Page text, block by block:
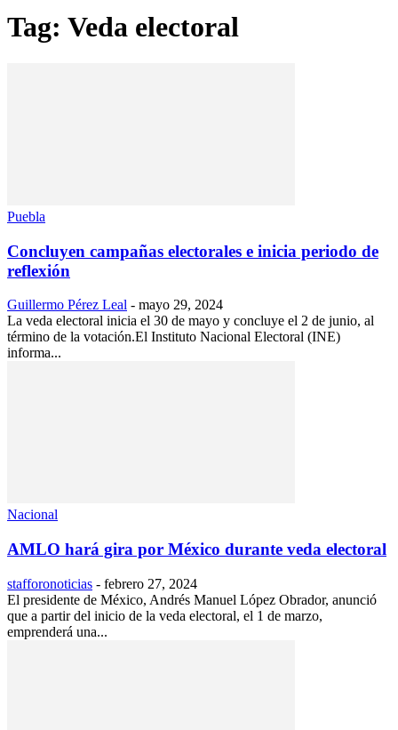
Tag: Veda electoral
Puebla
Concluyen campañas electorales e inicia periodo de
reflexión
Guillermo Pérez Leal - mayo 29, 2024
La veda electoral inicia el 30 de mayo y concluye el 2 de junio, al
término de la votación.El Instituto Nacional Electoral (INE)
informa...
Nacional
AMLO hará gira por México durante veda electoral
stafforonoticias - febrero 27, 2024
El presidente de México, Andrés Manuel López Obrador, anunció
que a partir del inicio de la veda electoral, el 1 de marzo,
emprenderá una...